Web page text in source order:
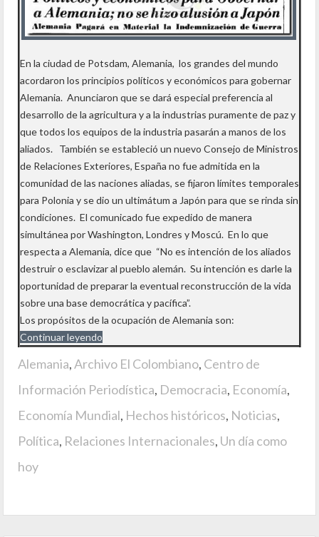
En la ciudad de Potsdam, Alemania, los grandes del mundo
acordaron los principios políticos y económicos para gobernar
Alemania. Anunciaron que se dará especial preferencia al
desarrollo de la agricultura y a la industrias puramente de paz y
que todos los equipos de la industria pasarán a manos de los
aliados. También se estableció un nuevo Consejo de Ministros
de Relaciones Exteriores, España no fue admitida en la
comunidad de las naciones aliadas, se fijaron límites temporales
para Polonia y se dio un ultimátum a Japón para que se rinda sin
condiciones. El comunicado fue expedido de manera
simultánea por Washington, Londres y Moscú. En lo que
respecta a Alemania, dice que “No es intención de los aliados
destruir o esclavizar al pueblo alemán. Su intención es darle la
oportunidad de preparar la eventual reconstrucción de la vida
sobre una base democrática y pacífica”.
Los propósitos de la ocupación de Alemania son:
Continuar leyendo
Alemania,Archivo El Colombiano, Centro de
Información Periodística, Democracia, Economía,
Economía Mundial, Hechos históricos, Noticias,
Política, Relaciones Internacionales, Un día como
hoy